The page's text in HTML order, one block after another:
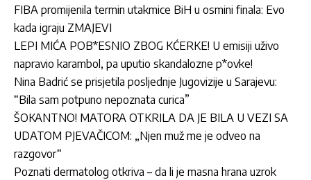
FIBA promijenila termin utakmice BiH u osmini finala: Evo
kada igraju ZMAJEVI
LEPI MIĆA POB*ESNIO ZBOG KĆERKE! U emisiji uživo
napravio karambol, pa uputio skandalozne p*ovke!
Nina Badrić se prisjetila posljednje Jugovizije u Sarajevu:
“Bila sam potpuno nepoznata curica”
ŠOKANTNO! MATORA OTKRILA DA JE BILA U VEZI SA
UDATOM PJEVAČICOM: „Njen muž me je odveo na
razgovor“
Poznati dermatolog otkriva – da li je masna hrana uzrok